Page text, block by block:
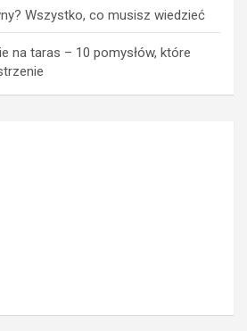
Wszystko, co musisz wiedzieć
na taras – 10 pomysłów, które